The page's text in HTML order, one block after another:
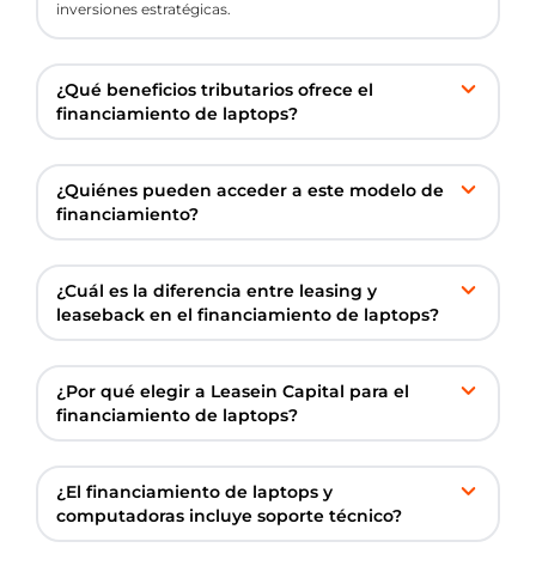
inversiones estratégicas.
¿Qué beneficios tributarios ofrece el
financiamiento de laptops?
¿Quiénes pueden acceder a este modelo de
financiamiento?
¿Cuál es la diferencia entre leasing y
leaseback en el financiamiento de laptops?
¿Por qué elegir a Leasein Capital para el
financiamiento de laptops?
¿El financiamiento de laptops y
computadoras incluye soporte técnico?